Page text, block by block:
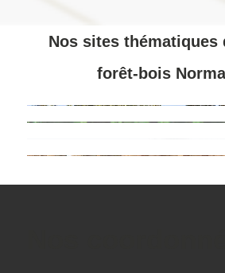
Nos sites thématiques
forêt-bois